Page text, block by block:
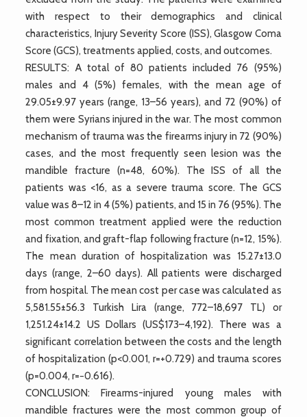
with respect to their demographics and clinical
characteristics, Injury Severity Score (ISS), Glasgow Coma
Score (GCS), treatments applied, costs, and outcomes.
RESULTS: A total of 80 patients included 76 (95%)
males and 4 (5%) females, with the mean age of
29.05±9.97 years (range, 13–56 years), and 72 (90%) of
them were Syrians injured in the war. The most common
mechanism of trauma was the firearms injury in 72 (90%)
cases, and the most frequently seen lesion was the
mandible fracture (n=48, 60%). The ISS of all the
patients was <16, as a severe trauma score. The GCS
value was 8–12 in 4 (5%) patients, and 15 in 76 (95%). The
most common treatment applied were the reduction
and fixation, and graft-flap following fracture (n=12, 15%).
The mean duration of hospitalization was 15.27±13.0
days (range, 2–60 days). All patients were discharged
from hospital. The mean cost per case was calculated as
5,581.55±56.3 Turkish Lira (range, 772–18,697 TL) or
1,251.24±14.2 US Dollars (US$173–4,192). There was a
significant correlation between the costs and the length
of hospitalization (p<0.001, r=+0.729) and trauma scores
(p=0.004, r=−0.616).
CONCLUSION: Firearms-injured young males with
mandible fractures were the most common group of